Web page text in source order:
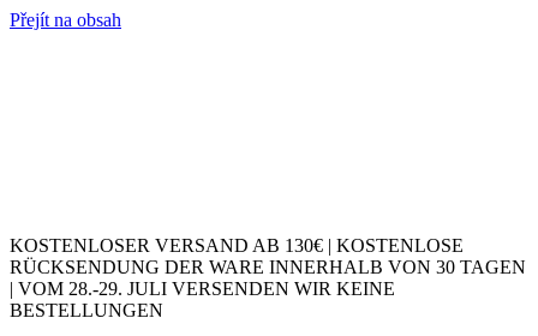
Přejít na obsah
KOSTENLOSER VERSAND AB 130€ | KOSTENLOSE
RÜCKSENDUNG DER WARE INNERHALB VON 30 TAGEN
| VOM 28.-29. JULI VERSENDEN WIR KEINE
BESTELLUNGEN